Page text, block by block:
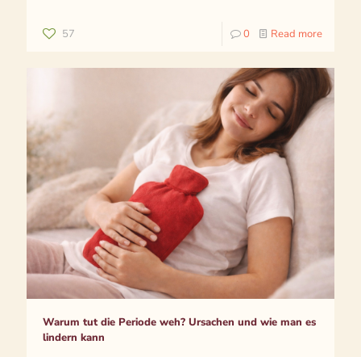
57 0 Read more
Warum tut die Periode weh? Ursachen und wie man es
lindern kann